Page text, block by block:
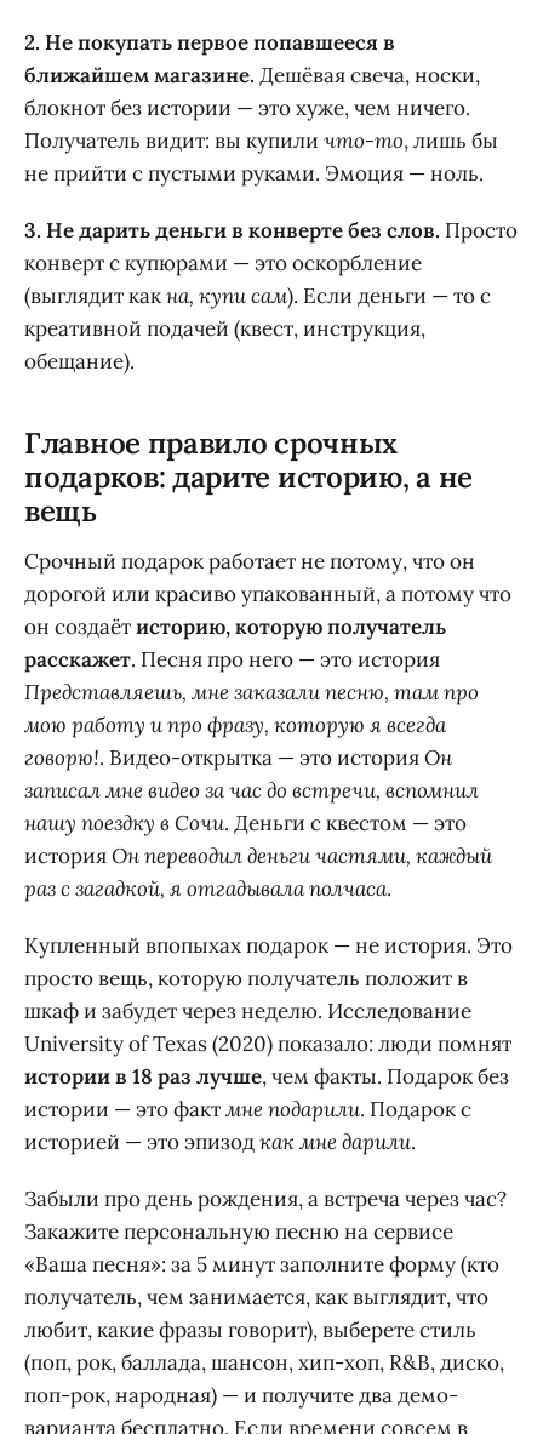
2. Не покупать первое попавшееся в
ближайшем магазине. Дешёвая свеча, носки,
блокнот без истории — это хуже, чем ничего.
Получатель видит: вы купили что-то, лишь бы
не прийти с пустыми руками. Эмоция — ноль.
3. Не дарить деньги в конверте без слов. Просто
конверт с купюрами — это оскорбление
(выглядит какна, купи сам). Если деньги — то с
креативной подачей (квест, инструкция,
обещание).
Главное правило срочных
подарков: дарите историю, а не
вещь
Срочный подарок работает не потому, что он
дорогой или красиво упакованный, а потому что
он создаётисторию, которую получатель
расскажет. Песня про него — это история
Представляешь, мне заказали песню, там про
мою работу и про фразу, которую я всегда
говорю!. Видео-открытка — это историяОн
записал мне видео за час до встречи, вспомнил
нашу поездку в Сочи. Деньги с квестом — это
историяОн переводил деньги частями, каждый
раз с загадкой, я отгадывала полчаса.
Купленный впопыхах подарок — не история. Это
просто вещь, которую получатель положит в
шкаф и забудет через неделю. Исследование
University of Texas (2020) показало: люди помнят
истории в 18 раз лучше, чем факты. Подарок без
истории — это фактмне подарили. Подарок с
историей — это эпизодкак мне дарили.
Забыли про день рождения, а встреча через час?
Закажите персональную песню на сервисе
«Ваша песня»: за 5 минут заполните форму (кто
получатель, чем занимается, как выглядит, что
любит, какие фразы говорит), выберете стиль
(поп, рок, баллада, шансон, хип-хоп, R&B, диско,
поп-рок, народная) — и получите два демо-
варианта бесплатно. Если времени совсем в